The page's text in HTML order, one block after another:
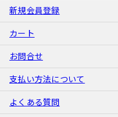
新規会員登録
カート
お問合せ
支払い方法について
よくある質問